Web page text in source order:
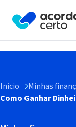
Início
Minhas
Como Ganhar